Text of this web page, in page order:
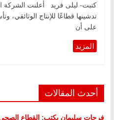
كتبت- ليلى فريد أعلنت الشركة
تدشينها قطاعًا للإنتاج الوثائقي،
على أن
أحدث المقالات
فرحات سليمان يكتب: القطاع